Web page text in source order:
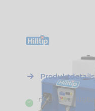
H41192
mobiles
Produktdetails
noch 2 verfügbar